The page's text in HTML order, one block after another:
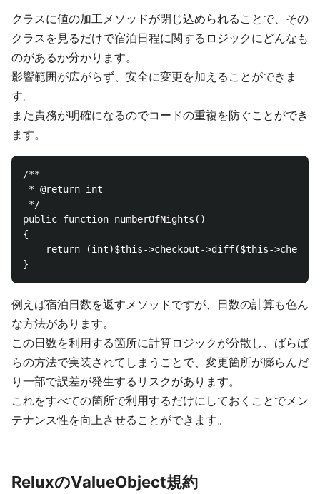
クラスに値の加工メソッドが閉じ込められることで、その
クラスを見るだけで宿泊日程に関するロジックにどんなも
のがあるか分かります。
影響範囲が広がらず、安全に変更を加えることができま
す。
また責務が明確になるのでコードの重複を防ぐことができ
ます。
/**
* @return int
*/
public function numberOfNights()
{
return (int)$this->checkout->diff($this-
例えば宿泊日数を返すメソッドですが、日数の計算も色ん
な方法があります。
この日数を利用する箇所に計算ロジックが分散し、ばらば
らの方法で実装されてしまうことで、変更箇所が膨らんだ
り一部で誤差が発生するリスクがあります。
これをすべての箇所で利用するだけにしておくことでメン
テナンス性を向上させることができます。
ReluxのValueObject規約